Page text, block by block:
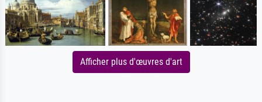
Afficher plus d'œuvres d'art